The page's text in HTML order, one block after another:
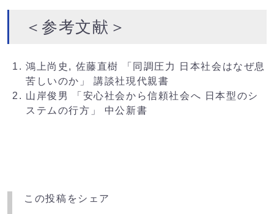
＜参考文献＞
鴻上尚史, 佐藤直樹 「同調圧力 日本社会はなぜ息
苦しいのか」 講談社現代親書
山岸俊男 「安心社会から信頼社会へ 日本型のシ
ステムの行方」 中公新書
この投稿をシェア